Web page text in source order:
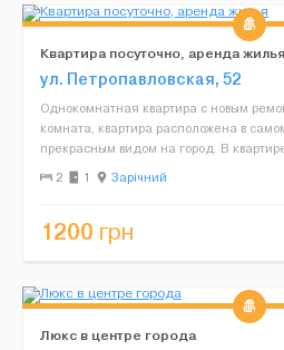
Квартира посуточно, аренда жилья
ул. Петропавловская, 52
Однокомнатная квартира с новым
комната, квартира расположена в
прекрасным видом на город. В
кабельное телевидение, утюг, фен,
2 1 Зарічний
1200 грн
Люкс в центре города